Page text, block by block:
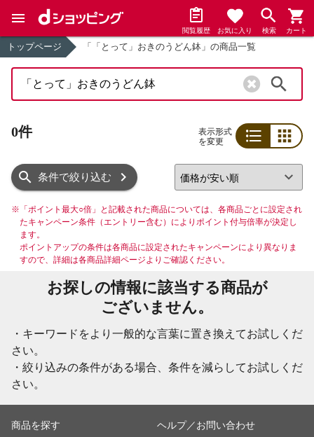
閲覧履歴 お気に入り 検索 カート
トップページ 「「とって」おきのうどん鉢」の商品一覧
0件
表示形式
を変更
条件で絞り込む
※ 「ポイント最大○倍」と記載された商品については、各商品ごとに設定され
たキャンペーン条件（エントリー含む）によりポイント付与倍率が決定し
ます。
ポイントアップの条件は各商品に設定されたキャンペーンにより異なりま
すので、詳細は各商品詳細ページよりご確認ください。
お探しの情報に該当する商品が
ございません。
・キーワードをより一般的な言葉に置き換えてお試しくだ
さい。
・絞り込みの条件がある場合、条件を減らしてお試しくだ
さい。
商品を探す ヘルプ／お問い合わせ